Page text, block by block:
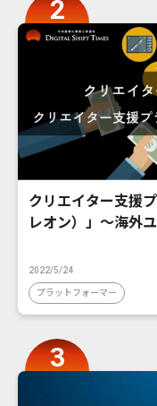
クリエイター支援
レオン）」〜海外
2022/5/24
プラットフォーマー